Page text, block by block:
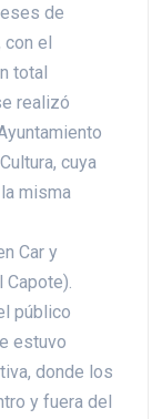
de
el
total
realizó
cuya
misma
Car y
Capote).
público
estuvo
donde los
y fuera del